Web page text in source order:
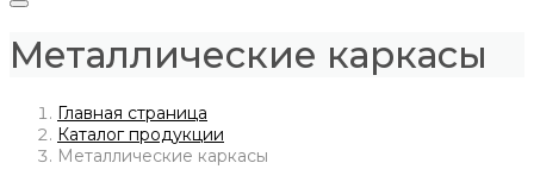
Металлические каркасы
Главная страница
Каталог продукции
Металлические каркасы